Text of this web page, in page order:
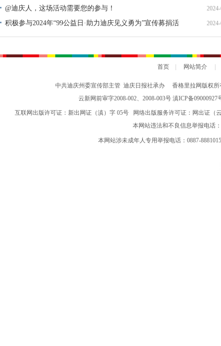
@迪庆人，这场活动需要您的参与！
积极参与2024年“99公益日·助力迪庆见义勇为”宣传募捐活
动倡议书